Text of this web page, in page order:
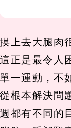
摸上去大腿肉
這正是最令人
單一運動，不
從根本解決問
週都有不同的